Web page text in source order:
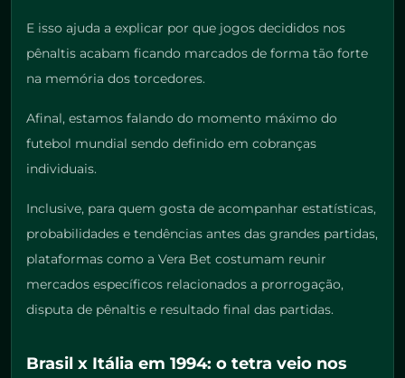
E isso ajuda a explicar por que jogos decididos nos
pênaltis acabam ficando marcados de forma tão forte
na memória dos torcedores.
Afinal, estamos falando do momento máximo do
futebol mundial sendo definido em cobranças
individuais.
Inclusive, para quem gosta de acompanhar estatísticas,
probabilidades e tendências antes das grandes partidas,
plataformas como a Vera Bet costumam reunir
mercados específicos relacionados a prorrogação,
disputa de pênaltis e resultado final das partidas.
Brasil x Itália em 1994: o tetra veio nos